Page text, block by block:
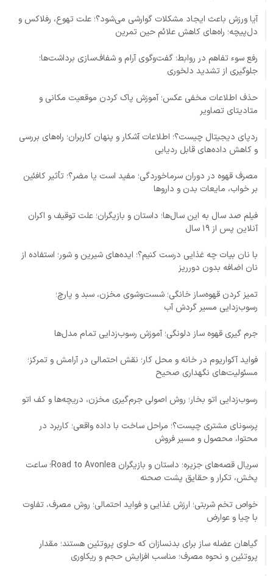
آیا ورزش باعث ایجاد مشکلات گوارشی می‌شود؟؛ علت تهوع، رفلاکس و
دل‌پیچه؛ راه‌های کاهش علائم حین تمرین
رفع سوء تفاهم در روابط؛ گفت‌وگوی آرام و شفاف‌سازی برداشت‌ها؛
جلوگیری از تشدید دلخوری
حذف اطلاعات مخفی عکس؛ آموزش پاک کردن موقعیت مکانی و
متادیتای تصاویر
ردپای دیجیتال چیست؟؛ اطلاعات آشکار و پنهان کاربران؛ راه‌های بررسی
و کاهش داده‌های قابل ردیابی
مصرف قهوه در دوران سرماخوردگی؛ مفید است یا مضر؟؛ تأثیر کافئین
بر خواب، مایعات بدن و داروها
فیلم صد سال به این سال‌ها؛ داستان و بازیگران؛ علت توقیف و اکران
آنلاین پس از ۱۹ سال
با نان بیات چه غذایی درست کنیم؟؛ ایده‌های شیرین و شور؛ استفاده از
نان اضافه بدون دورریز
تمیز کردن قهوه‌ساز خانگی؛ شست‌وشوی مخزن، سبد و پارچ؛
رسوب‌زدایی مسیر گردش آب
جرم گیری قهوه ساز دلونگی؛ آموزش رسوب‌زدایی تمام مدل‌ها
فواید آکواریوم در خانه و محل کار؛ نقش احتمالی در آرامش و تمرکز؛
مسئولیت‌های نگهداری صحیح
رسوب‌زدایی اتو بخار؛ روش اصولی جرم‌گیری مخزن، دریچه‌ها و کف اتو
پرسونای مشتری چیست؟؛ مراحل ساخت با داده واقعی؛ کاربرد در
محتوا، محصول و مسیر فروش
سریال قصه‌های جزیره؛ داستان و بازیگران Road to Avonlea؛ ساعت
پخش، تکرار و حقایق پشت صحنه
خواص تخم شربتی؛ ارزش غذایی و فواید احتمالی؛ روش مصرف، تفاوت
با چیا و عوارض
گیاهان عضله ساز برای بدنسازان که حاوی پروتئین هستند؛ مقدار
پروتئین و نحوه مصرف؛ مناسب افزایش حجم و ریکاوری